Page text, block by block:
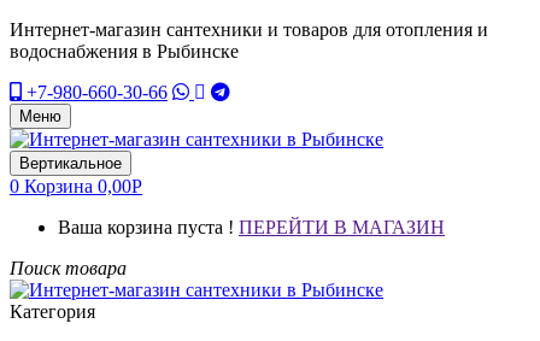
Интернет-магазин сантехники и товаров для отопления и
водоснабжения в Рыбинске
+7-980-660-30-66
Меню
Вертикальное
0 Корзина 0,00Р
Ваша корзина пуста ! ПЕРЕЙТИ В МАГАЗИН
Поиск товара
Категория